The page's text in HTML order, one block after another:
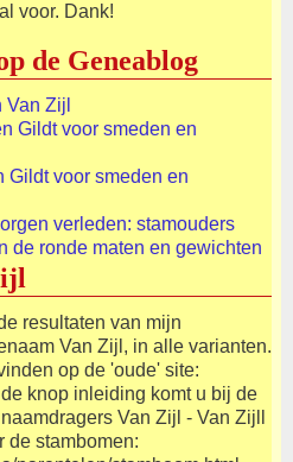
voor. Dank!
de Geneablog
Zijl
Gildt voor smeden en
Gildt voor smeden en
verleden: stamouders
de ronde maten en gewichten
resultaten van mijn
Van Zijl, in alle varianten.
op de 'oude' site:
knop inleiding komt u bij de
Van Zijl - Van Zijll
de stambomen: